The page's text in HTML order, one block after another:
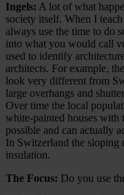
Ingels: A lot of what
society itself. When I
always use the time to do
into what you would call
used to identify
architects. For example,
look very different from
large overhangs and
Over time the local
white-painted houses with
possible and can actually
In Switzerland the
insulation.
The Focus: Do you use